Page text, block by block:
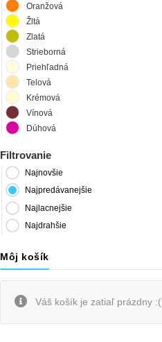
Oranžová
Žltá
Zlatá
Strieborná
Priehľadná
Telová
Krémová
Vínová
Dúhová
Filtrovanie
Najnovšie
Najpredávanejšie
Najlacnejšie
Najdrahšie
Môj košík
Váš košík je zatiaľ prázdny :(